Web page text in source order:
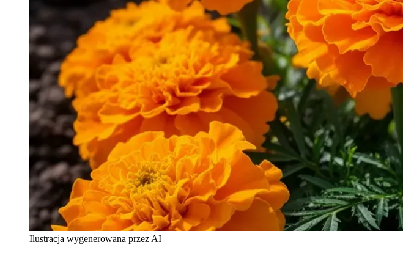
Ilustracja wygenerowana przez AI